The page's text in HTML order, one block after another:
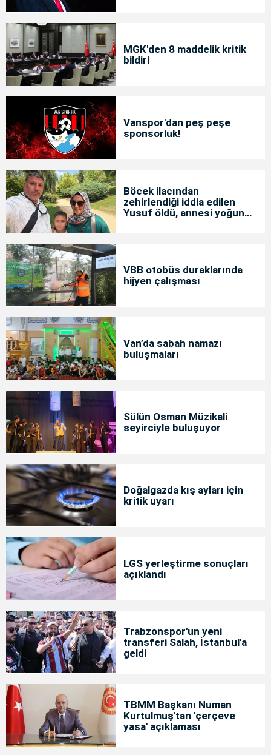
MGK'den 8 maddelik kritik
bildiri
Vanspor'dan peş peşe
sponsorluk!
Böcek ilacından
zehirlendiği iddia edilen
Yusuf öldü, annesi yoğun
VBB otobüs duraklarında
hijyen çalışması
Van’da sabah namazı
buluşmaları
Sülün Osman Müzikali
seyirciyle buluşuyor
Doğalgazda kış ayları için
kritik uyarı
LGS yerleştirme sonuçları
açıklandı
Trabzonspor'un yeni
transferi Salah, İstanbul'a
geldi
TBMM Başkanı Numan
Kurtulmuş'tan 'çerçeve
yasa' açıklaması